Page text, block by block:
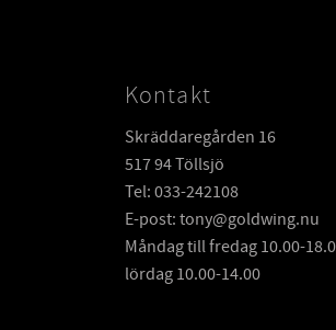
Kontakt
Skräddaregården 16
517 94 Töllsjö
Tel: 033-242108
E-post: tony@goldwing.nu
Måndag till fredag 10.00-
lördag 10.00-14.00